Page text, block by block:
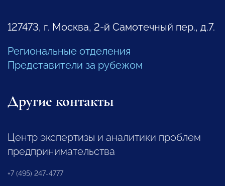
127473, г. Москва, 2-й Самотечный пер., д.7.
Региональные отделения
Представители за рубежом
Другие контакты
Центр экспертизы и аналитики проблем
предпринимательства
+7 (495) 247-4777